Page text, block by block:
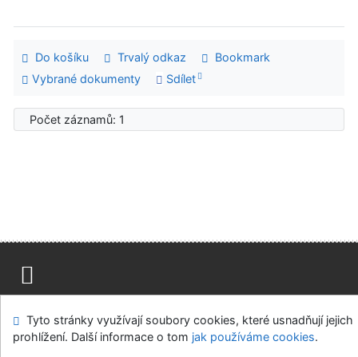
Do košíku Trvalý odkaz
Bookmark
Vybrané dokumenty
Sdílet
Počet záznamů: 1
Modul OpenSearch
Napište nám Nastavení cookies
Tyto stránky využívají soubory cookies, které usnadňují jejich
prohlížení. Další informace o tom jak používáme cookies.